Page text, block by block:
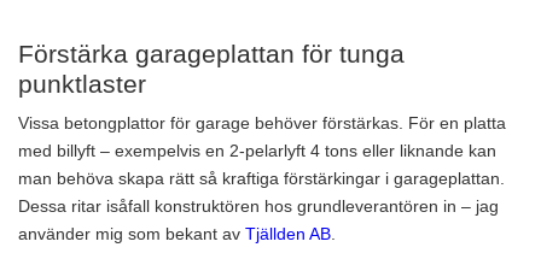
Förstärka garageplattan för tunga
punktlaster
Vissa betongplattor för garage behöver förstärkas. För en platta
med billyft – exempelvis en 2-pelarlyft 4 tons eller liknande kan
man behöva skapa rätt så kraftiga förstärkingar i garageplattan.
Dessa ritar isåfall konstruktören hos grundleverantören in – jag
använder mig som bekant av Tjällden AB.